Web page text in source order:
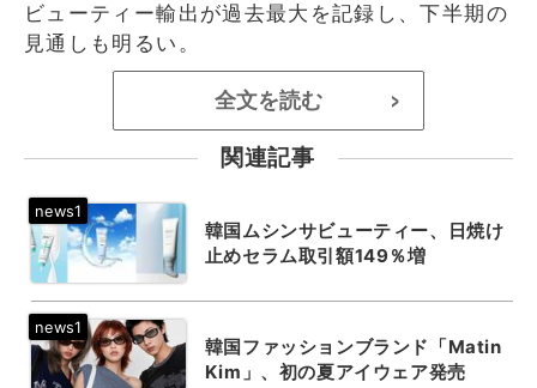
ビューティー輸出が過去最大を記録し、下半期の
見通しも明るい。
全文を読む >
関連記事
韓国ムシンサビューティー、日焼け
止めセラム取引額149％増
韓国ファッションブランド「Matin
Kim」、初の夏アイウェア発売